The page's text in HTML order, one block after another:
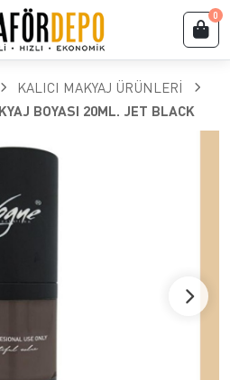
0
KALICI MAKYAJ ÜRÜNLERİ
BOYASI 20ML. JET BLACK